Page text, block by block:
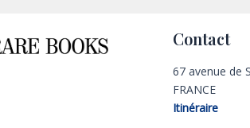
Contact
67 avenue de
FRANCE
Itinéraire